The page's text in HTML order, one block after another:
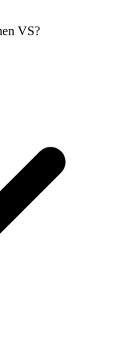
VS?